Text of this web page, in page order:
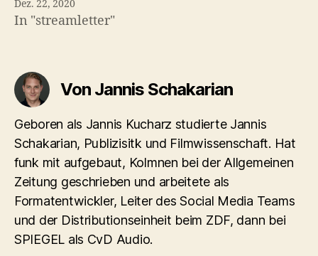
Dez. 22, 2020
In "streamletter"
Von Jannis Schakarian
Geboren als Jannis Kucharz studierte Jannis
Schakarian, Publizisitk und Filmwissenschaft. Hat
funk mit aufgebaut, Kolmnen bei der Allgemeinen
Zeitung geschrieben und arbeitete als
Formatentwickler, Leiter des Social Media Teams
und der Distributionseinheit beim ZDF, dann bei
SPIEGEL als CvD Audio.